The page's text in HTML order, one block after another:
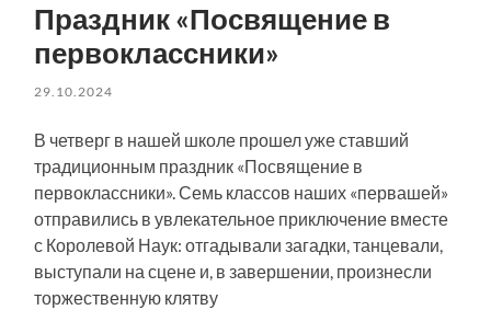
Праздник «Посвящение в
первоклассники»
29.10.2024
В четверг в нашей школе прошел уже ставший
традиционным праздник «Посвящение в
первоклассники». Семь классов наших «первашей»
отправились в увлекательное приключение вместе
с Королевой Наук: отгадывали загадки, танцевали,
выступали на сцене и, в завершении, произнесли
торжественную клятву